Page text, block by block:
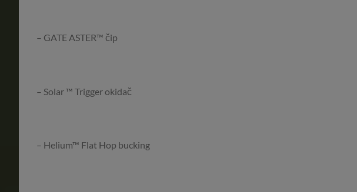
– GATE ASTER™ čip
– Solar ™ Trigger okidač
– Helium™ Flat Hop bucking